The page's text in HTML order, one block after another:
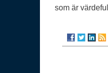
som är